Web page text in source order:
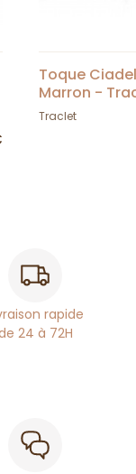
Toque
Marron -
Traclet
rapide
24 à 72H